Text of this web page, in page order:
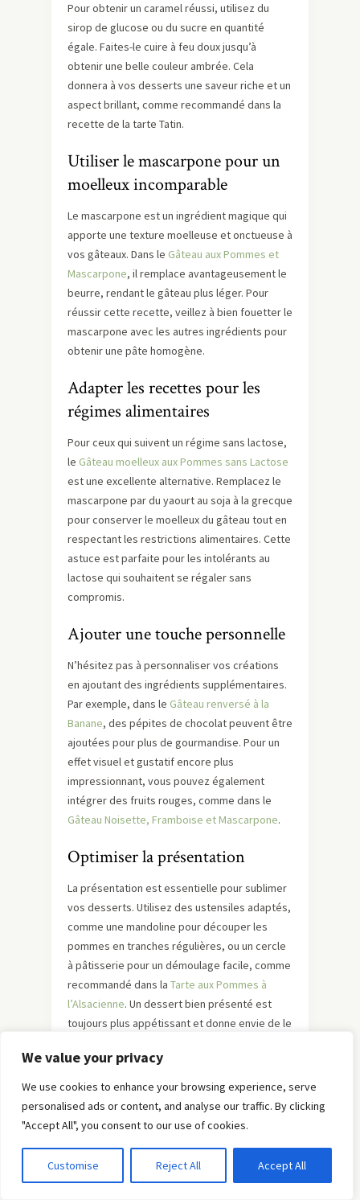
We value your privacy
We use cookies to enhance your browsing experience, serve
personalised ads or content, and analyse our traffic. By clicking
"Accept All", you consent to our use of cookies.
Customise Reject All Accept All
Pour obtenir un caramel réussi, utilisez du
sirop de glucose ou du sucre en quantité
égale. Faites-le cuire à feu doux jusqu’à
obtenir une belle couleur ambrée. Cela
donnera à vos desserts une saveur riche et un
aspect brillant, comme recommandé dans la
recette de la tarte Tatin.
Utiliser le mascarpone pour un
moelleux incomparable
Le mascarpone est un ingrédient magique qui
apporte une texture moelleuse et onctueuse à
vos gâteaux. Dans le Gâteau aux Pommes et
Mascarpone, il remplace avantageusement le
beurre, rendant le gâteau plus léger. Pour
réussir cette recette, veillez à bien fouetter le
mascarpone avec les autres ingrédients pour
obtenir une pâte homogène.
Adapter les recettes pour les
régimes alimentaires
Pour ceux qui suivent un régime sans lactose,
le Gâteau moelleux aux Pommes sans Lactose
est une excellente alternative. Remplacez le
mascarpone par du yaourt au soja à la grecque
pour conserver le moelleux du gâteau tout en
respectant les restrictions alimentaires. Cette
astuce est parfaite pour les intolérants au
lactose qui souhaitent se régaler sans
compromis.
Ajouter une touche personnelle
N’hésitez pas à personnaliser vos créations
en ajoutant des ingrédients supplémentaires.
Par exemple, dans le Gâteau renversé à la
Banane, des pépites de chocolat peuvent être
ajoutées pour plus de gourmandise. Pour un
effet visuel et gustatif encore plus
impressionnant, vous pouvez également
intégrer des fruits rouges, comme dans le
Gâteau Noisette, Framboise et Mascarpone.
Optimiser la présentation
La présentation est essentielle pour sublimer
vos desserts. Utilisez des ustensiles adaptés,
comme une mandoline pour découper les
pommes en tranches régulières, ou un cercle
à pâtisserie pour un démoulage facile, comme
recommandé dans la Tarte aux Pommes à
l’Alsacienne. Un dessert bien présenté est
toujours plus appétissant et donne envie de le
pommes et de mascarpone nécessite de
choisir les bons ingrédients et de maîtriser
quelques techniques simples. En suivant ces
gourmands qui raviront vos papilles et celles